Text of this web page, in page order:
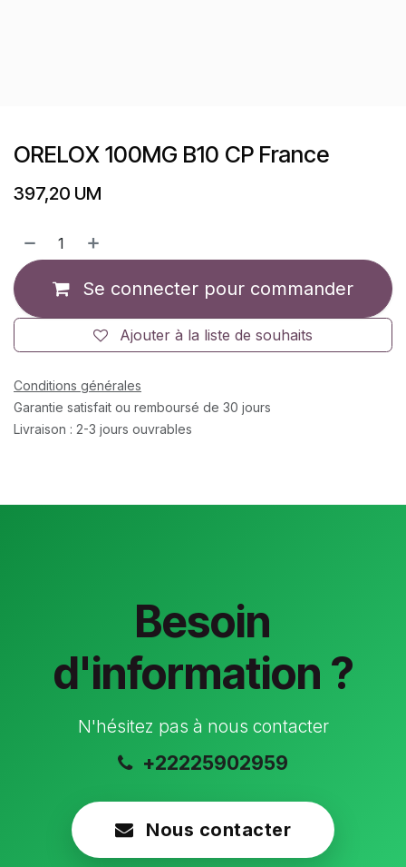
ORELOX 100MG B10 CP France
397,20 UM
Se connecter pour commander
Ajouter à la liste de souhaits
Conditions générales
Garantie satisfait ou remboursé de 30 jours
Livraison : 2-3 jours ouvrables
Besoin
d'information ?
N'hésitez pas à nous contacter
+22225902959
Nous contacter